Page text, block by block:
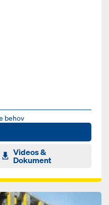
behov
Videos &
Dokument